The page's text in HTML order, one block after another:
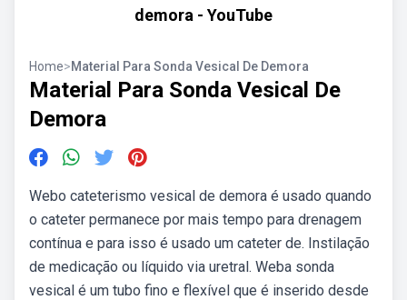
demora - YouTube
Home>Material Para Sonda Vesical De Demora
Material Para Sonda Vesical De
Demora
Webo cateterismo vesical de demora é usado quando
o cateter permanece por mais tempo para drenagem
contínua e para isso é usado um cateter de. Instilação
de medicação ou líquido via uretral. Weba sonda
vesical é um tubo fino e flexível que é inserido desde